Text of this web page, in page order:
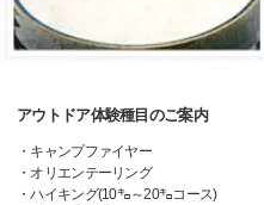
アウトドア体験種目のご案内
・キャンプファイヤー
・オリエンテーリング
・ハイキング(10㌔～20㌔コース)